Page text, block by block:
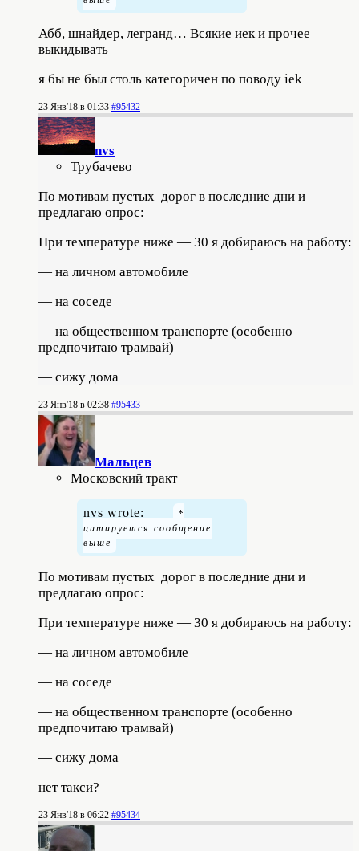
Абб, шнайдер, легранд… Всякие иек и прочее
выкидывать
я бы не был столь категоричен по поводу iek
23 Янв'18 в 01:33 #95432
nvs
Трубачево
По мотивам пустых дорог в последние дни и
предлагаю опрос:
При температуре ниже — 30 я добираюсь на работу:
— на личном автомобиле
— на соседе
— на общественном транспорте (особенно
предпочитаю трамвай)
— сижу дома
23 Янв'18 в 02:38 #95433
Мальцев
Московский тракт
nvs wrote:
По мотивам пустых дорог в последние дни и
предлагаю опрос:
При температуре ниже — 30 я добираюсь на работу:
— на личном автомобиле
— на соседе
— на общественном транспорте (особенно
предпочитаю трамвай)
— сижу дома
нет такси?
23 Янв'18 в 06:22 #95434